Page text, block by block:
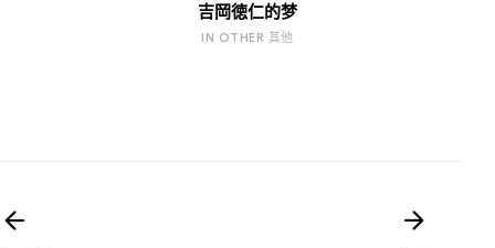
吉岡徳仁的梦
IN OTHER 其他